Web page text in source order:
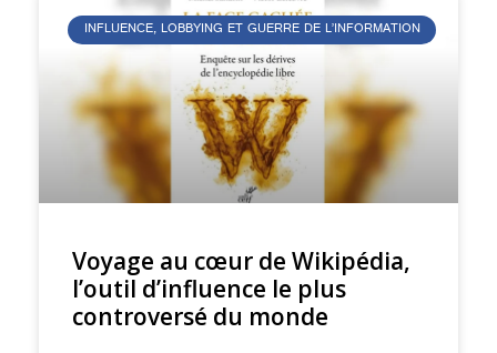
INFLUENCE, LOBBYING ET GUERRE DE L’INFORMATION
Voyage au cœur de Wikipédia,
l’outil d’influence le plus
controversé du monde